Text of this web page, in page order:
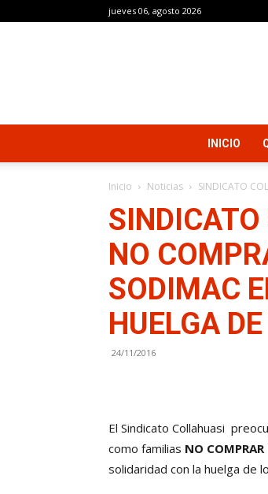
jueves 06, agosto 2026
INICIO
Inicio Noticias SINDICATO
NO
SODIMAC
HUELGA
24/11/2016
El Sindicato Collahuasi
como familias NO
solidaridad con la huelga de